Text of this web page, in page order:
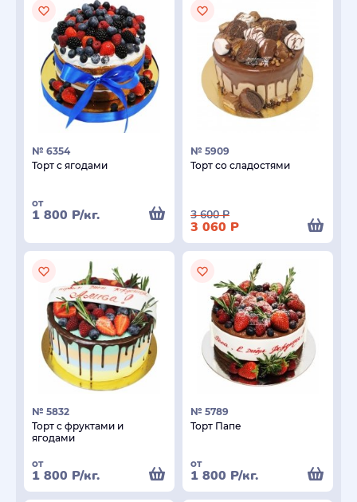
№ 6354
Торт с ягодами
от
1 800 Р/кг.
№ 5909
Торт со сладостями
3 600Р
3 060 Р
№ 5832
Торт с фруктами и
ягодами
от
1 800 Р/кг.
№ 5789
Торт Папе
от
1 800 Р/кг.